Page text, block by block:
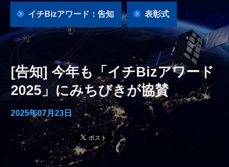
イチBizアワード：告知 表彰式
[告知] 今年も「イチBizアワード
2025」にみちびきが協賛
2025年07月23日